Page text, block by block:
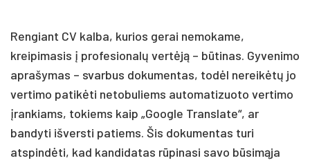
Rengiant CV kalba, kurios gerai nemokame,
kreipimasis į profesionalų vertėją – būtinas. Gyvenimo
aprašymas – svarbus dokumentas, todėl nereikėtų jo
vertimo patikėti netobuliems automatizuoto vertimo
įrankiams, tokiems kaip „Google Translate“, ar
bandyti išversti patiems. Šis dokumentas turi
atspindėti, kad kandidatas rūpinasi savo būsimąja